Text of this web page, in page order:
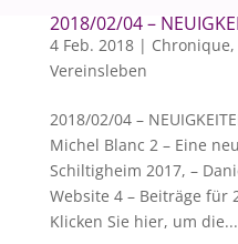
2018/02/04 –
4 Feb. 2018| Chronique,
Vereinsleben
2018/02/04 –
Michel Blanc 2 – Eine
Schiltigheim 2017, –
Website 4 – Beiträge für
Klicken Sie hier, um die...